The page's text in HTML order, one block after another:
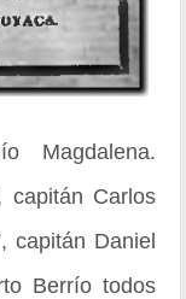
Magdalena.
capitán Carlos
capitán Daniel
Berrío todos